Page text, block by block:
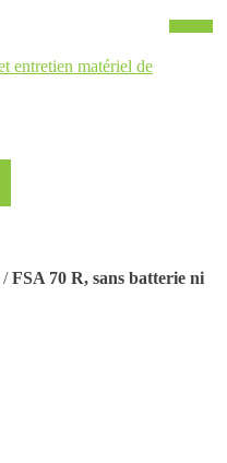
/FSA 70 R, sans batterie ni